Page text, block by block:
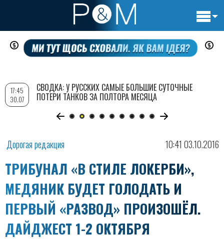
Перейти
содержанию
Дорогая редакция 10:41 03.10.2016
ТРИБУНАЛ «В СТИЛЕ ЛОКЕРБИ»,
МЕДЯНИК БУДЕТ ГОЛОДАТЬ И
ПЕРВЫЙ «РАЗВОД» ПРОИЗОШЁЛ.
ДАЙДЖЕСТ 1-2 ОКТЯБРЯ
17:45
30.07
СВОДКА: У РУССКИХ САМЫЕ БОЛЬШИЕ СУТОЧНЫЕ
ПОТЕРИ ТАНКОВ ЗА ПОЛТОРА МЕСЯЦА